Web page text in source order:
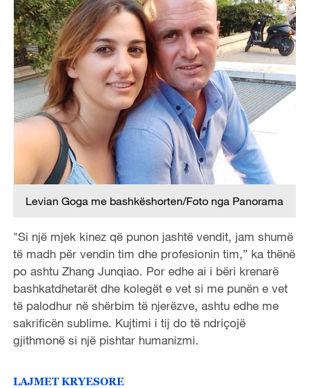
Levian Goga me bashkëshorten/Foto nga Panorama
"Si një mjek kinez që punon jashtë vendit, jam shumë
të madh për vendin tim dhe profesionin tim,” ka thënë
po ashtu Zhang Junqiao. Por edhe ai i bëri krenarë
bashkatdhetarët dhe kolegët e vet si me punën e vet
të palodhur në shërbim të njerëzve, ashtu edhe me
sakrificën sublime. Kujtimi i tij do të ndriçojë
gjithmonë si një pishtar humanizmi.
LAJMET KRYESORE